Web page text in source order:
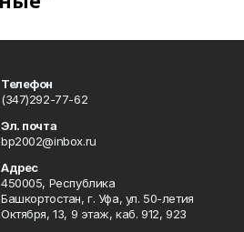
Телефон
(347)292-77-62
Эл. почта
bp2002@inbox.ru
Адрес
450005, Республика
Башкортостан, г. Уфа, ул. 50-летия
Октября, 13, 9 этаж, каб. 912, 923